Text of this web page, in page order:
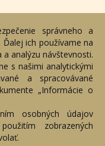
správneho a
ich používame na
analýzu návštevnosti.
s našimi analytickými
a spracovávané
„Informácie o
osobných údajov
zobrazených